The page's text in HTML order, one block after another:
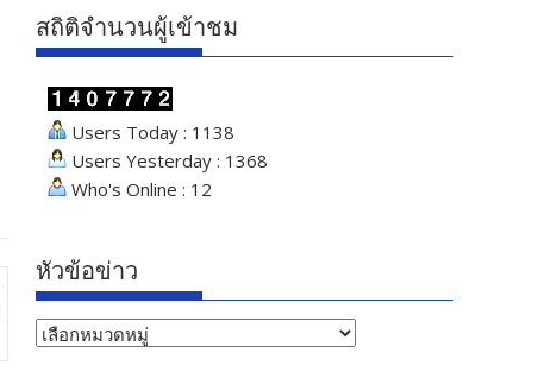
สถิติจำนวนผู้เข้าชม
Users Today : 1138
Users Yesterday : 1368
Who's Online : 12
หัวข้อข่าว
หัวข้อ